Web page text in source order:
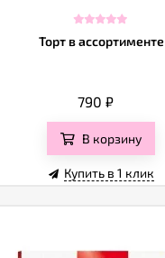
Торт в ассортименте
790 ₽
В корзину
Купить в 1 клик